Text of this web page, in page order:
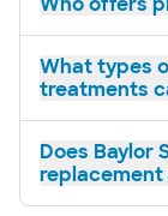
What types
treatments
Does Baylor
replacement